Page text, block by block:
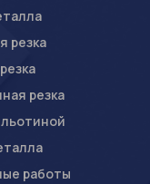
резка
резка
работы